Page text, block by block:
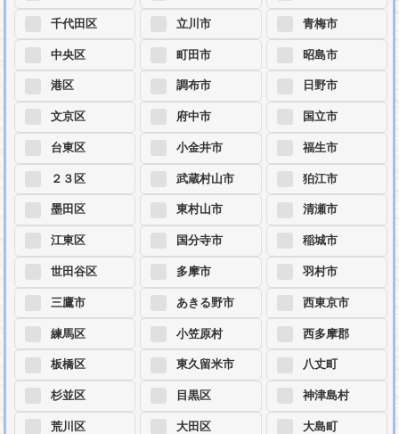
千代田区
中央区
港区
文京区
台東区
２３区
墨田区
江東区
世田谷区
三鷹市
練馬区
板橋区
杉並区
荒川区
立川市
町田市
調布市
府中市
小金井市
武蔵村山市
東村山市
国分寺市
多摩市
あきる野市
小笠原村
東久留米市
目黒区
大田区
青梅市
昭島市
日野市
国立市
福生市
狛江市
清瀬市
稲城市
羽村市
西東京市
西多摩郡
八丈町
神津島村
大島町